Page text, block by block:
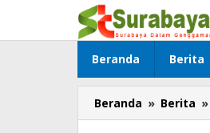
konten
Beranda Berita
Beranda » Berita »